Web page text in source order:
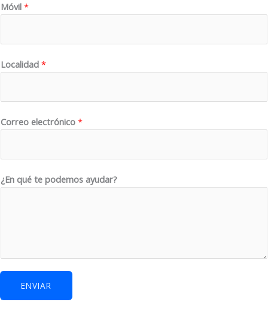
Móvil *
Localidad *
*
o
r
Correo electrónico *
¿En qué te podemos ayudar?
ENVIAR